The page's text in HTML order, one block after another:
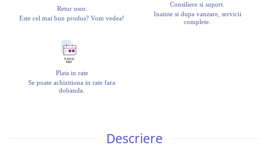
Retur usor.
Este cel mai bun produs? Vom vedea!
Consiliere si suport.
Inainte si dupa vanzare, servicii
complete.
Plata in rate
Se poate achizitiona in rate fara
dobanda.
Descriere